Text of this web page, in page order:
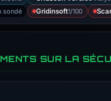
sondé Gridinsoft1/100
SUR LA